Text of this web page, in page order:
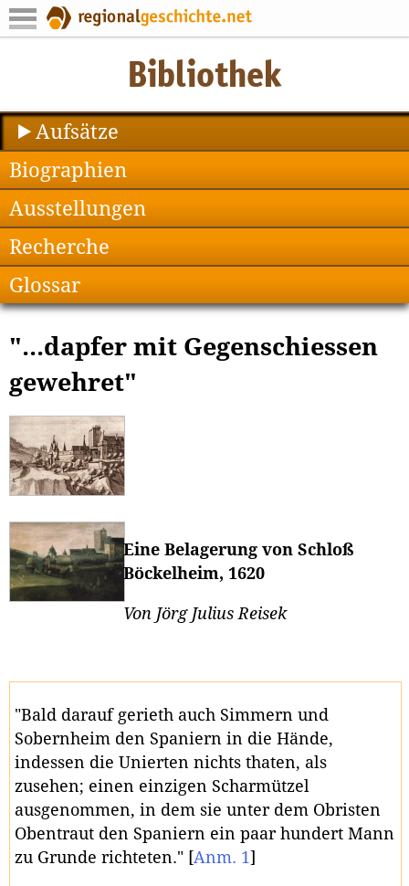
Aufsätze
Biographien
Ausstellungen
Recherche
Glossar
"...dapfer mit Gegenschiessen
gewehret"
Eine Belagerung von Schloß
Böckelheim, 1620
Von Jörg Julius Reisek
"Bald darauf gerieth auch Simmern und
Sobernheim den Spaniern in die Hände,
indessen die Unierten nichts thaten, als
zusehen; einen einzigen Scharmützel
ausgenommen, in dem sie unter dem Obristen
Obentraut den Spaniern ein paar hundert Mann
zu Grunde richteten." [Anm. 1]